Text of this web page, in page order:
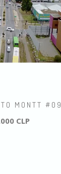
MONTT #09
CLP